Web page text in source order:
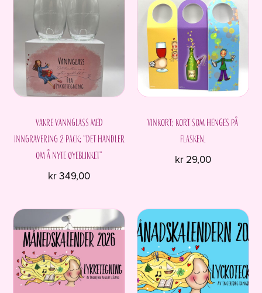
Vakre vannglass med
inngravering 2 pack; “Det handler
om å nyte øyeblikket”
kr349,00
Vinkort; kort som henges på
flasken.
kr29,00
har
flere
varianter.
Alternativene
kan
velges